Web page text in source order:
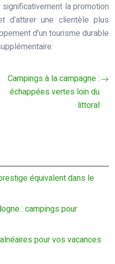
la promotion
d’attirer une clientèle plus
d’un tourisme durable
Campings à la campagne :
échappées vertes loin du
littoral
équivalent dans le
: campings pour
pour vos vacances